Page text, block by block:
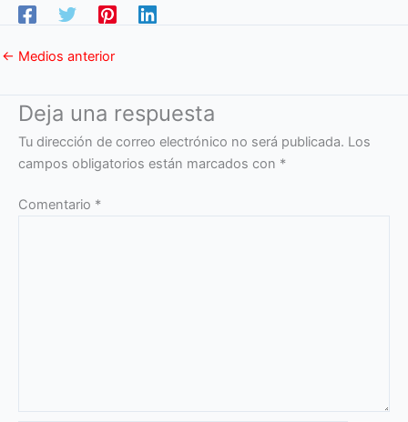
← Medios anterior
Deja una respuesta
Tu dirección de correo electrónico no será publicada. Los
campos obligatorios están marcados con *
Comentario *